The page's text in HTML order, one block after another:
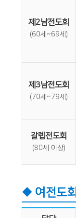
제2남전도회
(60세~69세)
제3남전도회
(70세~79세)
갈렙전도회
(80세 이상)
◆ 여전도회